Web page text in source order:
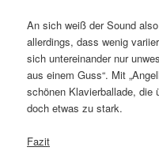
An sich weiß der Sound
allerdings, dass wenig
sich untereinander nur
aus einem Guss“. Mit
schönen Klavierballade, die
doch etwas zu stark.
Fazit